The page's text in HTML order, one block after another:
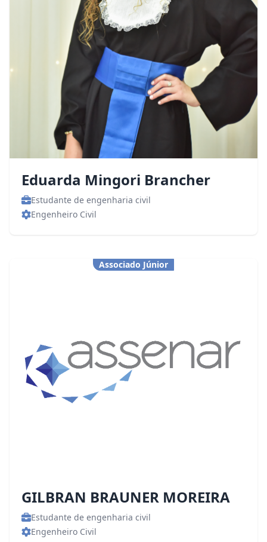
Eduarda Mingori Brancher
Estudante de engenharia civil
Engenheiro Civil
Associado Júnior
GILBRAN BRAUNER MOREIRA
Estudante de engenharia civil
Engenheiro Civil